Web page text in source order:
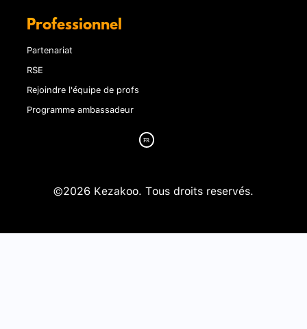
Professionnel
Partenariat
RSE
Rejoindre l'équipe de profs
Programme ambassadeur
©2026 Kezakoo. Tous droits reservés.